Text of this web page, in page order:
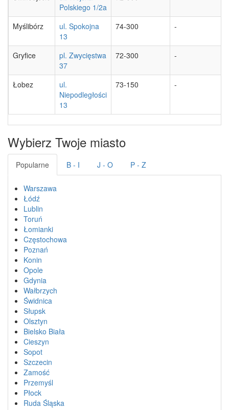
Polskiego 1/2a
Myślibórz
ul. Spokojna
13
74-300 -
Gryfice
pl. Zwycięstwa
37
72-300 -
Łobez
ul.
Niepodległości
13
73-150 -
Wybierz Twoje miasto
Popularne B - I J - O P - Z
Warszawa
Łódź
Lublin
Toruń
Łomianki
Częstochowa
Poznań
Konin
Opole
Gdynia
Wałbrzych
Świdnica
Słupsk
Olsztyn
Bielsko Biała
Cieszyn
Sopot
Szczecin
Zamość
Przemyśl
Płock
Ruda Śląska